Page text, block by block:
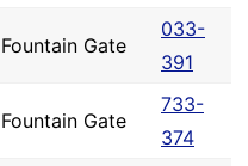
Fountain Gate
033-
391
Fountain Gate
733-
374